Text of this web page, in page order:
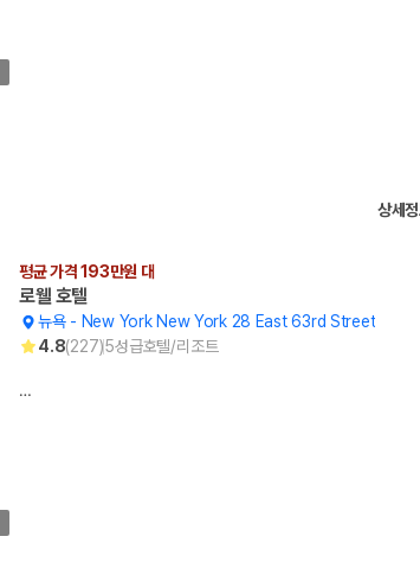
상세
평균 가격 193만원 대
로웰 호텔
뉴욕- New York New York 28 East 63rd Street
4.8(227)5성급호텔/리조트
…